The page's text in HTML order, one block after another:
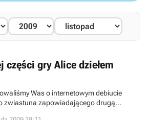
części gry Alice dziełem
Was o internetowym debiucie
zwiastuna zapowiadającego drugą
McGee's Alice z 2000 roku. Nie